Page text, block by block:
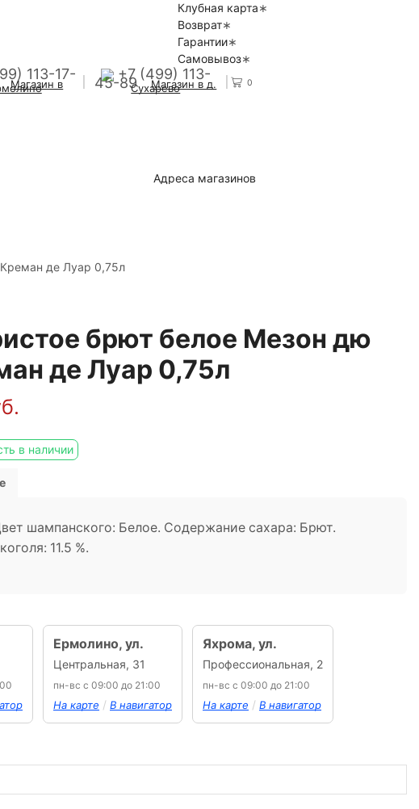
Клубная карта
Возврат
Гарантии
Самовывоз
113-17-
Магазин в
+7 (499) 113-
45-89 Магазин в д.
Сухарево 0
Адреса магазинов
де Луар 0,75л
брют белое Мезон дю
де Луар 0,75л
в наличии
шампанского: Белое. Содержание сахара: Брют.
11.5 %.
Ермолино, ул.
Центральная, 31
пн-вс с 09:00 до 21:00
На карте / В навигатор
Яхрома, ул.
Профессиональная, 2
пн-вс с 09:00 до 21:00
На карте / В навигатор